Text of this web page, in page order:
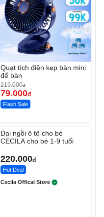
Quạt tích điện kẹp bàn mini
để bàn
219.000đ
79.000đ
Flash Sale
Đai ngồi ô tô cho bé
CECILA cho bé 1-9 tuổi
220.000đ
Hot Deal
Cecila Offical Store